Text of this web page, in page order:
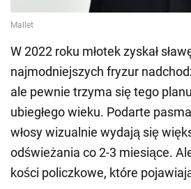
W 2022 roku młotek zyskał
najmodniejszych fryzur
ale pewnie trzyma się tego
ubiegłego wieku. Podarte
włosy wizualnie wydają się
odświeżania co 2-3 miesiące.
kości policzkowe, które